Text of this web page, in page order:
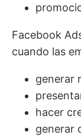
Facebook
cuando las
generar
hacer
generar